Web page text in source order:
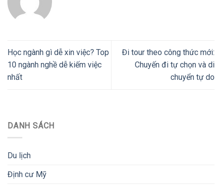
DANH SÁCH
Du lịch
Định cư Mỹ
Học ngành gì dễ xin việc? Top
10 ngành nghề dễ kiếm việc
nhất
Đi tour theo công thức mới:
Chuyến đi tự chọn và di
chuyển tự do